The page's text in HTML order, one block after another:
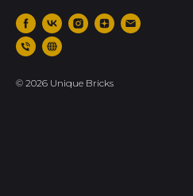
© 2026 Unique Bricks